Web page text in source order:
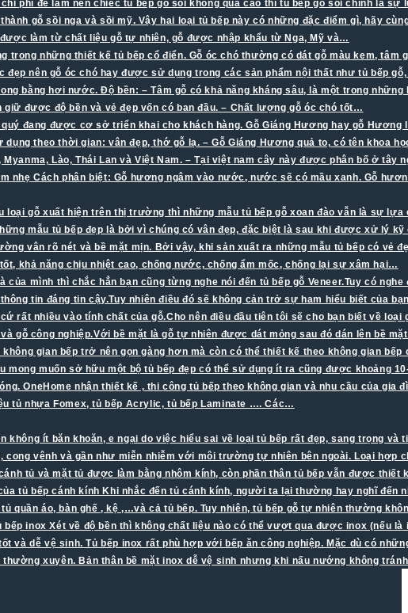
để làm nên chiếc tủ bếp gỗ sồi không quá cao thì tủ bếp gỗ sồi chính là sự
gỗ sồi nga và sồi mỹ. Vậy hai loại tủ bếp này có những đặc điểm gì, hãy
làm từ chất liệu gỗ tự nhiên, gỗ được nhập khẩu từ Nga, Mỹ và…
những thiết kế tủ bếp cổ điển. Gỗ óc chó thường có dát gỗ màu kem, tâm
nên gỗ óc chó hay được sử dụng trong các sản phẩm nội thất như tủ bếp
bằng hơi nước. Độ bền: – Tâm gỗ có khả năng kháng sâu, là một trong
được độ bền và vẻ đẹp vốn có ban đầu. – Chất lượng gỗ óc chó tốt…
đang được cơ sở triển khai cho khách hàng. Gỗ Giáng Hương hay gỗ
theo thời gian: vân đẹp, thớ gỗ lạ. – Gỗ Giáng Hương quả to, có tên khoa
Lào, Thái Lan và Việt Nam. – Tại việt nam cây này được phân bố ở tây
Cách phân biệt: Gỗ hương ngâm vào nước, nước sẽ có mầu xanh. Gỗ
gỗ xuất hiện trên thị trường thì những mẫu tủ bếp gỗ xoan đào vẫn là sự
mẫu tủ bếp đẹp là bởi vì chúng có vân đẹp, đặc biệt là sau khi được xử lý kỹ
vân rõ nét và bề mặt mịn. Bởi vậy, khi sản xuất ra những mẫu tủ bếp có vẻ
khả năng chịu nhiệt cao, chống nước, chống ẩm mốc, chống lại sự xâm hại…
mình thì chắc hẳn bạn cũng từng nghe nói đến tủ bếp gỗ Veneer.Tuy có
tin đáng tin cậy.Tuy nhiên điều đó sẽ không cản trở sự ham hiểu biết của
nhiều vào tính chất của gỗ.Cho nên điều đầu tiên tôi sẽ cho bạn biết về loại
công nghiệp.Với bề mặt là gỗ tự nhiên được dát mỏng sau đó dán lên bề
gian bếp trở nên gọn gàng hơn mà còn có thể thiết kế theo không gian
muốn sở hữu một bộ tủ bếp đẹp có thể sử dụng ít ra cũng được khoảng
OneHome nhận thiết kế , thi công tủ bếp theo không gian và nhu cầu của gia
tủ nhựa Fomex, tủ bếp Acrylic, tủ bếp Laminate …. Các…
ít băn khoăn, e ngại do việc hiểu sai về loại tủ bếp rất đẹp, sang trọng và
vênh và gần như miễn nhiễm với môi trường tự nhiên bên ngoài. Loại
tủ và mặt tủ được làm bằng nhôm kính, còn phần thân tủ bếp vẫn được thiết
tủ bếp cánh kính Khi nhắc đến tủ cánh kính, người ta lại thường hay nghĩ đến
áo, bàn ghế , kệ ,…và cả tủ bếp. Tuy nhiên, tủ bếp gỗ tự nhiên thường
inox Xét về độ bền thì không chất liệu nào có thể vượt qua được inox (nếu là
và dễ vệ sinh. Tủ bếp inox rất phù hợp với bếp ăn công nghiệp. Mặc dù có
xuyên. Bản thân bề mặt inox dễ vệ sinh nhưng khi nấu nướng không